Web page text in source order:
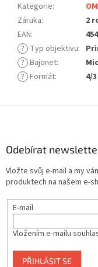
Kategorie:
Záruka:
2
EAN:
? Typ objektivu:
? Bajonet:
? Formát: 4/3
Odebírat
Vložte svůj e-mail a my
produktech na našem e-
E-mail
Vložením e-mailu
PŘIHLÁSIT SE